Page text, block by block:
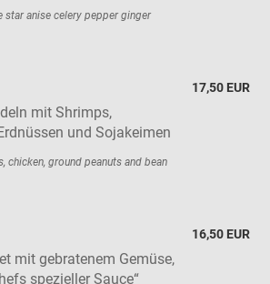
anise celery pepper ginger
mit Shrimps,
und Sojakeimen
chicken, ground peanuts and bean
17,50 EUR
mit gebratenem Gemüse,
spezieller Sauce“
16,50 EUR